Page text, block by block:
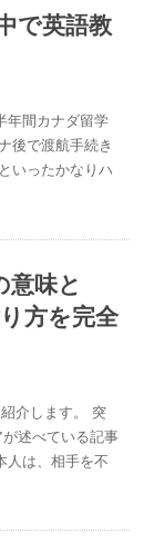
で英語教
年間カナダ留学
後で渡航手続き
いったかなりハ
意味と
方を完全
介します。 突
述べている記事
人は、相手を不